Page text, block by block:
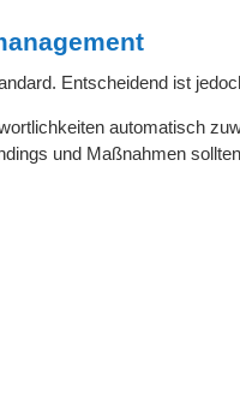
Entscheidend ist
automatisch
und Maßnahmen